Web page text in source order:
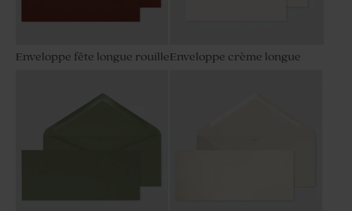
Enveloppe fête longue rouilleEnveloppe crème longue